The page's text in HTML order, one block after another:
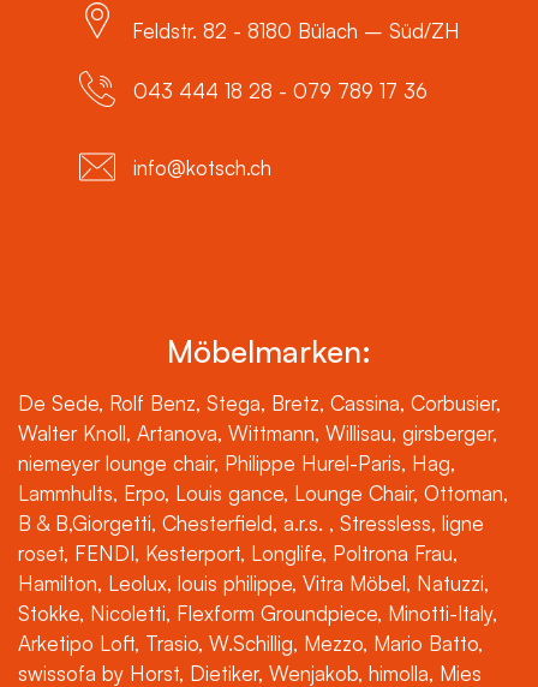
Feldstr. 82 - 8180 Bülach – Süd/ZH
043 444 18 28 - 079 789 17 36
info@kotsch.ch
Möbelmarken:
De Sede, Rolf Benz, Stega, Bretz, Cassina, Corbusier,
Walter Knoll, Artanova, Wittmann, Willisau, girsberger,
niemeyer lounge chair, Philippe Hurel-Paris, Hag,
Lammhults, Erpo, Louis gance, Lounge Chair, Ottoman,
B & B,Giorgetti, Chesterfield, a.r.s. , Stressless, ligne
roset, FENDI, Kesterport, Longlife, Poltrona Frau,
Hamilton, Leolux, louis philippe, Vitra Möbel, Natuzzi,
Stokke, Nicoletti, Flexform Groundpiece, Minotti-Italy,
Arketipo Loft, Trasio, W.Schillig, Mezzo, Mario Batto,
swissofa by Horst, Dietiker, Wenjakob, himolla, Mies